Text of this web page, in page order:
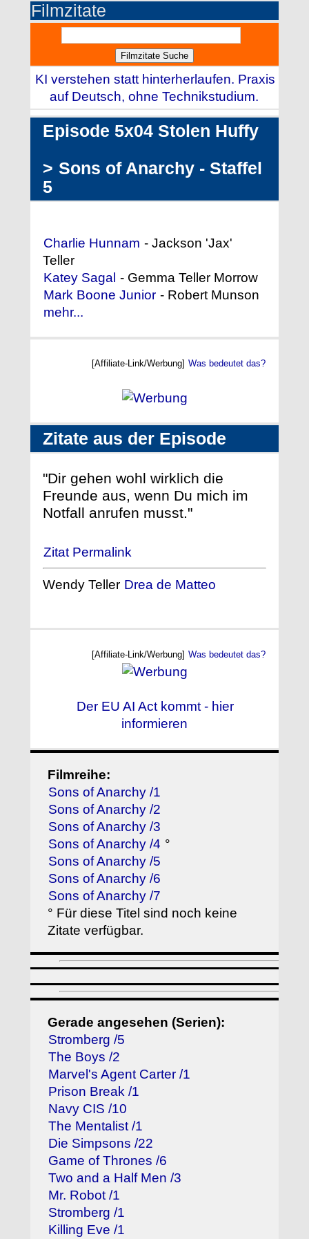
Filmzitate
KI verstehen statt hinterherlaufen. Praxis
auf Deutsch, ohne Technikstudium.
Episode 5x04 Stolen Huffy
> Sons of Anarchy - Staffel
5
Charlie Hunnam - Jackson 'Jax'
Teller
Katey Sagal - Gemma Teller Morrow
Mark Boone Junior - Robert Munson
mehr...
[Affiliate-Link/Werbung] Was bedeutet das?
Zitate aus der Episode
"Dir gehen wohl wirklich die
Freunde aus, wenn Du mich im
Notfall anrufen musst."
Zitat Permalink
Wendy Teller Drea de Matteo
[Affiliate-Link/Werbung] Was bedeutet das?
Der EU AI Act kommt - hier
informieren
Filmreihe:
Sons of Anarchy /1
Sons of Anarchy /2
Sons of Anarchy /3
Sons of Anarchy /4 °
Sons of Anarchy /5
Sons of Anarchy /6
Sons of Anarchy /7
° Für diese Titel sind noch keine
Zitate verfügbar.
Gerade angesehen (Serien):
Stromberg /5
The Boys /2
Marvel's Agent Carter /1
Prison Break /1
Navy CIS /10
The Mentalist /1
Die Simpsons /22
Game of Thrones /6
Two and a Half Men /3
Mr. Robot /1
Stromberg /1
Killing Eve /1